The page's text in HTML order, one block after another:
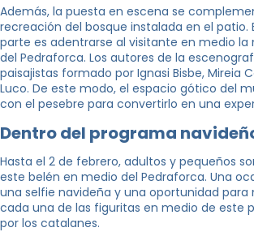
Además, la puesta en escena se
recreación del bosque instalada en el patio.
parte es adentrarse al visitante en medio la
del Pedraforca. Los autores de la
paisajistas formado por Ignasi Bisbe, Mireia
Luco. De este modo, el espacio gótico del
con el pesebre para convertirlo en una
Dentro del programa
Hasta el 2 de febrero, adultos y pequeños
este belén en medio del Pedraforca. Una
una selfie navideña y una oportunidad para
cada una de las figuritas en medio de este
por los catalanes.